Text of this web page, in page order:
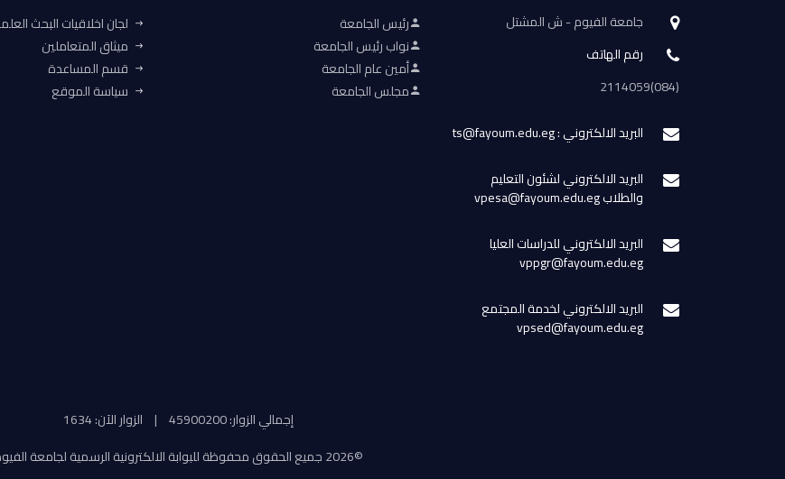
جامعة الفيوم - ش المشتل
رقم الهاتف
(084)2114059
البريد الالكتروني : ts@fayoum.edu.eg
البريد الالكتروني لشئون التعليم
والطلاب vpesa@fayoum.edu.eg
البريد الالكتروني للدراسات العليا
vppgr@fayoum.edu.eg
البريد الالكتروني لخدمة المجتمع
vpsed@fayoum.edu.eg
رئيس الجامعة
نواب رئيس الجامعة
أمين عام الجامعة
مجلس الجامعة
لجان اخلاقيات البحث
ميثاق المتعاملين
قسم المساعدة
سياسة الموقع
إجمالي الزوار: 45900200 | الزوار الآن: 1634
©2026 جميع الحقوق محفوظة للبوابة الالكترونية الرسمية لجامعة الفيوم